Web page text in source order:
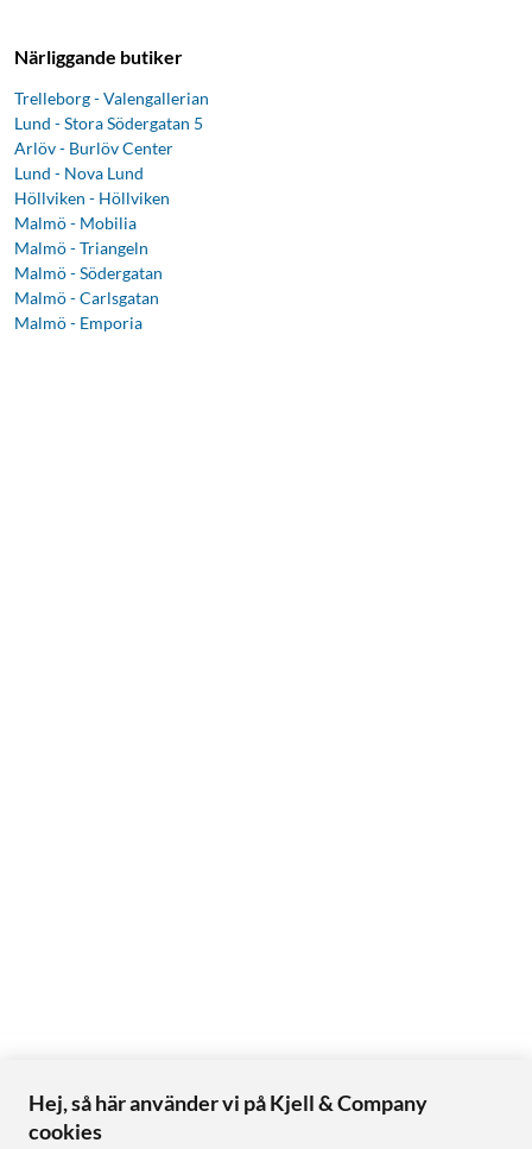
Närliggande butiker
Trelleborg - Valengallerian
Lund - Stora Södergatan 5
Arlöv - Burlöv Center
Lund - Nova Lund
Höllviken - Höllviken
Malmö - Mobilia
Malmö - Triangeln
Malmö - Södergatan
Malmö - Carlsgatan
Malmö - Emporia
Hej, så här använder vi på Kjell & Company
cookies